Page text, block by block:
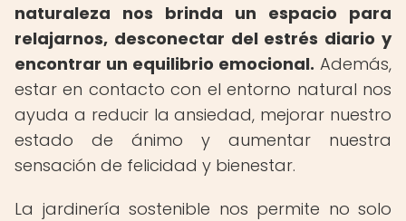
naturaleza nos brinda un espacio para
relajarnos, desconectar del estrés diario y
encontrar un equilibrio emocional. Además,
estar en contacto con el entorno natural nos
ayuda a reducir la ansiedad, mejorar nuestro
estado de ánimo y aumentar nuestra
sensación de felicidad y bienestar.
La jardinería sostenible nos permite no solo